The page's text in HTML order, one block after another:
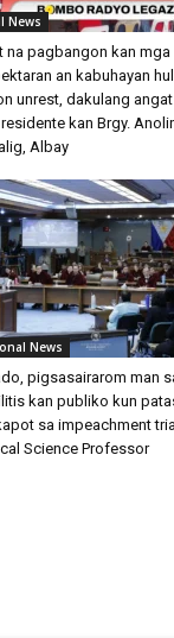
News
na pagbangon kan mga
an kabuhayan
unrest, dakulang
kan Brgy.
Albay
News
pigsasairarom man
kan publiko kun
sa impeachment
Science Professor